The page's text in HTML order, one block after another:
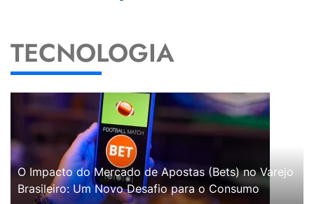
TECNOLOGIA
O Impacto do Mercado de Apostas (Bets) no Varejo
Brasileiro: Um Novo Desafio para o Consumo